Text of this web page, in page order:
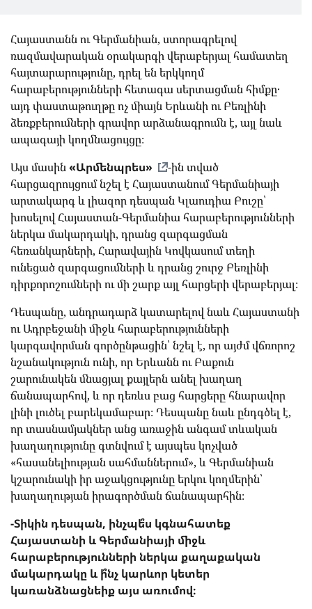
Հայաստանն ու Գերմանիան, ստորագրելով
ռազմավարական օրակարգի վերաբերյալ համատեղ
հայտարարությունը, դրել են երկկողմ
հարաբերությունների հետագա սերտացման հիմքը․
այդ փաստաթուղթը ոչ միայն Երևանի ու Բեռլինի
ձեռքբերումների գրավոր արձանագրումն է, այլ նաև
ապագայի կողմնացույցը։
Այս մասին«Արմենպրես»
-ին տված
հարցազրույցում նշել է Հայաստանում Գերմանիայի
արտակարգ և լիազոր դեսպան Կլաուդիա Բուշը՝
խոսելով Հայաստան-Գերմանիա հարաբերությունների
ներկա մակարդակի, դրանց զարգացման
հեռանկարների, Հարավային Կովկասում տեղի
ունեցած զարգացումների և դրանց շուրջ Բեռլինի
դիրքորոշումների ու մի շարք այլ հարցերի վերաբերյալ։
Դեսպանը, անդրադարձ կատարելով նաև Հայաստանի
ու Ադրբեջանի միջև հարաբերությունների
կարգավորման գործընթացին՝ նշել է, որ այժմ վճռորոշ
նշանակություն ունի, որ Երևանն ու Բաքուն
շարունակեն մնացյալ քայլերն անել խաղաղ
ճանապարհով, և որ դեռևս բաց հարցերը հնարավոր
լինի լուծել բարեկամաբար։ Դեսպանը նաև ընդգծել է,
որ տասնամյակներ անց առաջին անգամ տևական
խաղաղությունը գտնվում է այսպես կոչված
«հասանելիության սահմաններում», և Գերմանիան
կշարունակի իր աջակցությունը երկու կողմերին՝
խաղաղության իրագործման ճանապարհին։
-Տիկին դեսպան, ինչպե՞ս կգնահատեք
Հայաստանի և Գերմանիայի միջև
հարաբերությունների ներկա քաղաքական
մակարդակը և ի՞նչ կարևոր կետեր ​​
կառանձնացնեիք այս առումով։